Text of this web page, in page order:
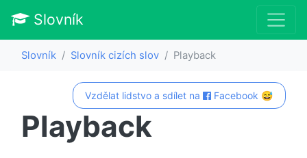
Slovník
Slovník Slovník cizích slov Playback
Vzdělat lidstvo a sdílet na Facebook 😅
Playback